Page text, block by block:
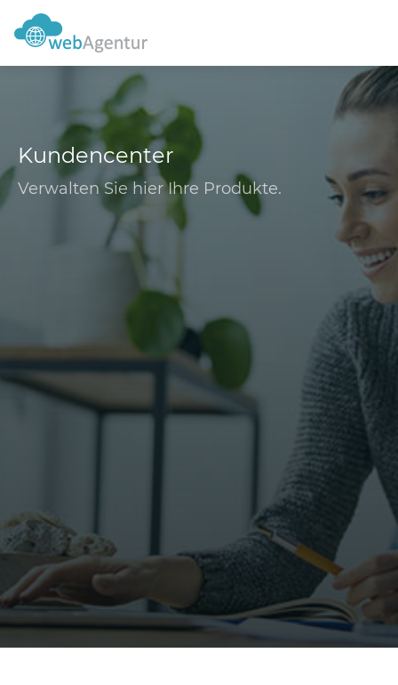
Kundencenter
Verwalten Sie hier Ihre Produkte.